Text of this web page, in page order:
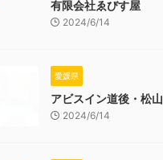
有限会社ゑびす屋
2024/6/14
愛媛県
アビスイン道後・松山
2024/6/14